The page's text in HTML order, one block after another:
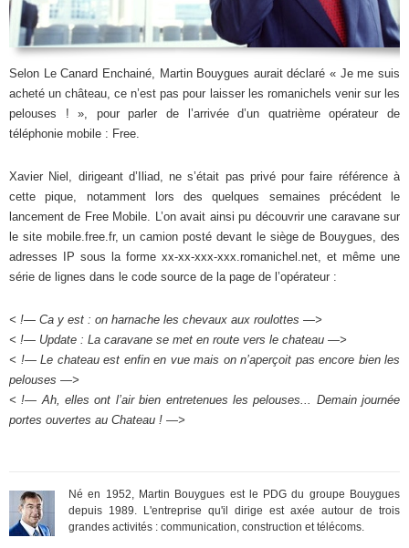
Selon Le Canard Enchainé, Martin Bouygues aurait déclaré « Je me suis
acheté un château, ce n’est pas pour laisser les romanichels venir sur les
pelouses ! », pour parler de l’arrivée d’un quatrième opérateur de
téléphonie mobile : Free.
Xavier Niel, dirigeant d’Iliad, ne s’était pas privé pour faire référence à
cette pique, notamment lors des quelques semaines précédent le
lancement de Free Mobile. L’on avait ainsi pu découvrir une caravane sur
le site mobile.free.fr, un camion posté devant le siège de Bouygues, des
adresses IP sous la forme xx-xx-xxx-xxx.romanichel.net, et même une
série de lignes dans le code source de la page de l’opérateur :
< !— Ca y est : on harnache les chevaux aux roulottes —>
< !— Update : La caravane se met en route vers le chateau —>
< !— Le chateau est enfin en vue mais on n’aperçoit pas encore bien les
pelouses —>
< !— Ah, elles ont l’air bien entretenues les pelouses... Demain journée
portes ouvertes au Chateau ! —>
Né en 1952, Martin Bouygues est le PDG du groupe Bouygues
depuis 1989. L'entreprise qu'il dirige est axée autour de trois
grandes activités : communication, construction et télécoms.